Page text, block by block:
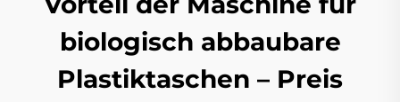
biologisch abbaubare
Plastiktaschen – Preis